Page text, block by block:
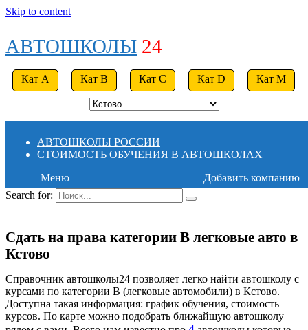
Skip to content
АВТОШКОЛЫ 24
Кат A Кат B Кат C Кат D Кат M
АВТОШКОЛЫ РОССИИ
СТОИМОСТЬ ОБУЧЕНИЯ В АВТОШКОЛАХ
Меню
Добавить компанию
Search for:
Сдать на права категории B легковые авто в
Кстово
Справочник автошколы24 позволяет легко найти автошколу с
курсами по категории B (легковые автомобили) в Кстово.
Доступна такая информация: график обучения, стоимость
курсов. По карте можно подобрать ближайшую автошколу